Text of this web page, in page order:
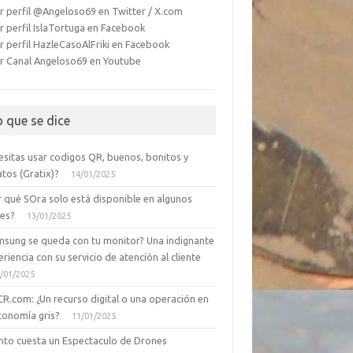
perfil @Angeloso69 en Twitter / X.com
perfil IslaTortuga en Facebook
perfil HazleCasoAlFriki en Facebook
Canal Angeloso69 en Youtube
que se dice
usar codigos QR, buenos, bonitos y
(Gratix)?
14/01/2025
qué SOra solo está disponible en algunos
13/01/2025
se queda con tu monitor? Una indignante
con su servicio de atención al cliente
01/2025
¿Un recurso digital o una operación en
gris?
11/01/2025
cuesta un Espectaculo de Drones